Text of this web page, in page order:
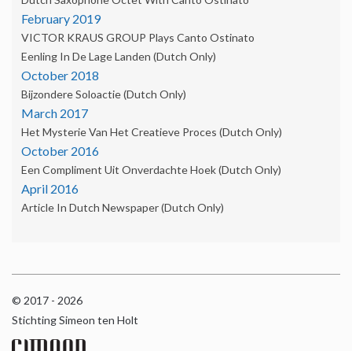
February 2019
VICTOR KRAUS GROUP Plays Canto Ostinato
Eenling In De Lage Landen (Dutch Only)
October 2018
Bijzondere Soloactie (Dutch Only)
March 2017
Het Mysterie Van Het Creatieve Proces (Dutch Only)
October 2016
Een Compliment Uit Onverdachte Hoek (dutch Only)
April 2016
Article In Dutch Newspaper (dutch Only)
© 2017 - 2026
Stichting Simeon ten Holt